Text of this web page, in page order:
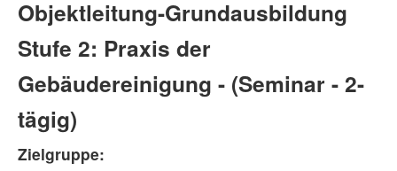
Objektleitung-Grundausbildung
Stufe 2: Praxis der
Gebäudereinigung - (Seminar - 2-
tägig)
Zielgruppe: